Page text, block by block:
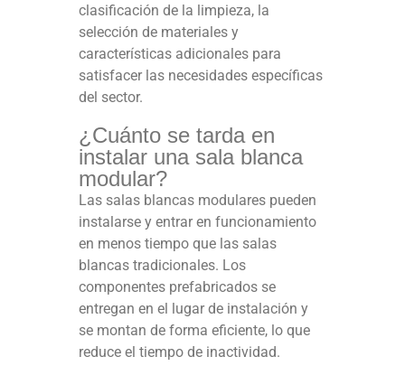
clasificación de la limpieza, la
selección de materiales y
características adicionales para
satisfacer las necesidades específicas
del sector.
¿Cuánto se tarda en
instalar una sala blanca
modular?
Las salas blancas modulares pueden
instalarse y entrar en funcionamiento
en menos tiempo que las salas
blancas tradicionales. Los
componentes prefabricados se
entregan en el lugar de instalación y
se montan de forma eficiente, lo que
reduce el tiempo de inactividad.